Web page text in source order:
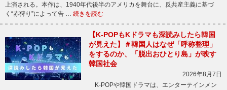
上演される。本作は、1940年代後半のアメリカを舞台に、反共産主義に基づ
く“赤狩り”によって告 … 続きを読む
【K-POPもKドラマも深読みしたら韓国
が見えた】＃韓国人はなぜ「呼称整理」
をするのか、「脱出おひとり島」が映す
韓国社会
2026年8月7日
K-POPや韓国ドラマは、エンターテインメン